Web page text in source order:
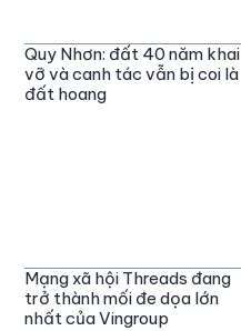
Quy Nhơn: đất 40 năm khai
vỡ và canh tác vẫn bị coi là
đất hoang
Mạng xã hội Threads đang
trở thành mối đe dọa lớn
nhất của Vingroup